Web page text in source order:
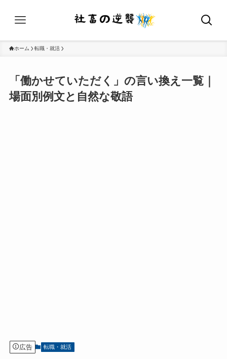
ホーム 転職・就活
「働かせていただく」の言い換え一覧｜
場面別例文と自然な敬語
広告 転職・就活